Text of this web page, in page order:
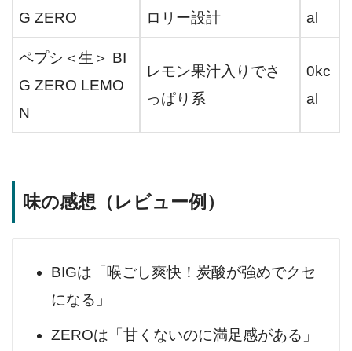
G ZERO
ロリー設計
al
ペプシ＜生＞ BI
G ZERO LEMO
N
レモン果汁入りでさ
っぱり系
0kc
al
味の感想（レビュー例）
BIGは「喉ごし爽快！炭酸が強めでクセ
になる」
ZEROは「甘くないのに満足感がある」